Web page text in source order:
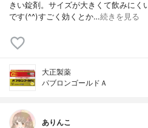
きい錠剤。サイズが大きくて飲みにく
です(⁠^⁠^⁠)すごく効くとか…続きを見る
大正製薬
パブロンゴールドＡ
ありんこ